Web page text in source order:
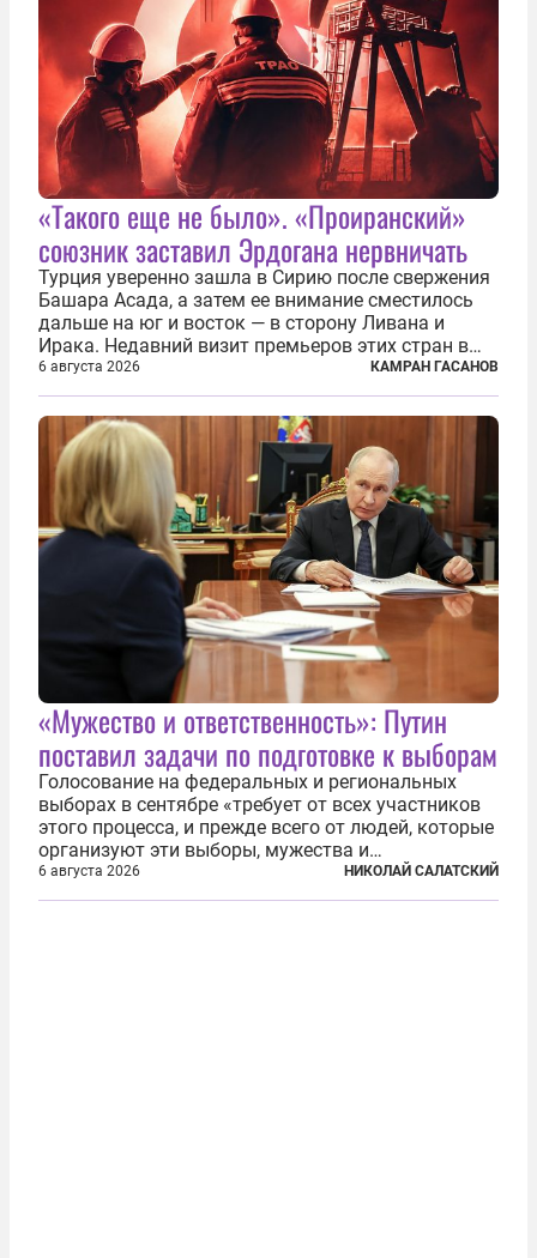
«Такого еще не было». «Проиранский»
союзник заставил Эрдогана нервничать
Турция уверенно зашла в Сирию после свержения
Башара Асада, а затем ее внимание сместилось
дальше на юг и восток — в сторону Ливана и
Ирака. Недавний визит премьеров этих стран в
Анкару, договоры об участии турецкой компании
TPAO в разработке нефти иракского Киркука и
«Дороги развития» подтверждают...
6 августа 2026 КАМРАН ГАСАНОВ
«Мужество и ответственность»: Путин
поставил задачи по подготовке к выборам
Голосование на федеральных и региональных
выборах в сентябре «требует от всех участников
этого процесса, и прежде всего от людей, которые
организуют эти выборы, мужества и
ответственного отношения к формированию
власти», — подчеркнул президент Владимир Путин
6 августа 2026 НИКОЛАЙ САЛАТСКИЙ